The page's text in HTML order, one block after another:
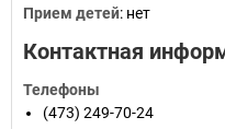
Прием детей: нет
Контактная
Телефоны
(473) 249-70-24